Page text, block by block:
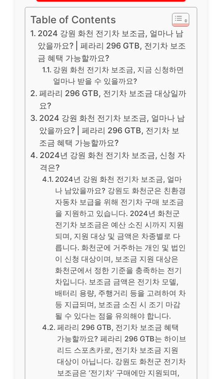
Table of Contents
2024 강원 화천 전기차 보조금, 얼마나 남
았을까요? | 페라리 296 GTB, 전기차 보조
금 혜택 가능할까요?
강원 화천 전기차 보조금, 지금 신청하면
얼마나 받을 수 있을까요?
페라리 296 GTB, 전기차 보조금 대상일까
요?
2024 강원 화천 전기차 보조금, 얼마나 남
았을까요? | 페라리 296 GTB, 전기차 보
조금 혜택 가능할까요?
2024년 강원 화천 전기차 보조금, 신청 자
격은?
2024년 강원 화천 전기차 보조금, 얼마
나 남았을까요? 강원도 화천군은 친환경
자동차 보급을 위해 전기차 구매 보조금
을 지원하고 있습니다. 2024년 화천군
전기차 보조금은 예산 소진 시까지 지원
되며, 지원 대상 및 금액은 차종별로 다
릅니다. 화천군에 거주하는 개인 및 법인
이 신청 대상이며, 보조금 지원 대상은
화천군에서 정한 기준을 충족하는 전기
차입니다. 보조금 금액은 전기차 모델,
배터리 용량, 주행거리 등을 고려하여 차
등 지급되며, 보조금 소진 시 조기 마감
될 수 있다는 점을 유의해야 합니다.
페라리 296 GTB, 전기차 보조금 혜택
가능할까요? 페라리 296 GTB는 하이브
리드 스포츠카로, 전기차 보조금 지원
대상이 아닙니다. 강원도 화천군 전기차
보조금은 ‘전기차’ 구매에만 지원되며,